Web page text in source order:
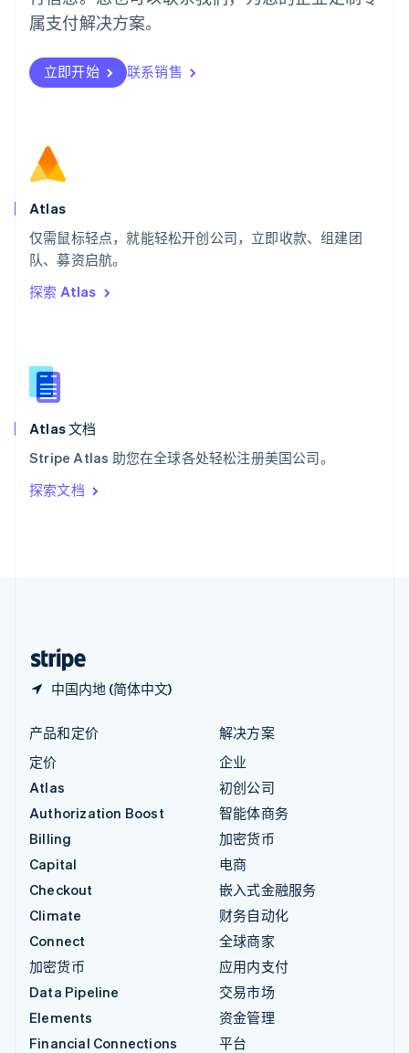
属支付解决方案。
立即开始 联系销售
Atlas
仅需鼠标轻点，就能轻松开创公司，立即收款、组建团
队、募资启航。
探索 Atlas
Atlas 文档
Stripe Atlas 助您在全球各处轻松注册美国公司。
探索文档
中国内地 (简体中文)
日本語English
瑞典
瑞士
DeutschFrançais
English
斯洛文尼亚
泰国
ไทยEnglish
希腊
English
西班牙
新西兰
English
匈牙利
English
ItalianoEnglish
印度
English
产品和定价
定价
Atlas
Authorization Boost
Billing
Capital
Checkout
Climate
Connect
加密货币
Data Pipeline
Elements
Financial Connections
解决方案
企业
初创公司
智能体商务
加密货币
电商
嵌入式金融服务
财务自动化
全球商家
应用内支付
交易市场
资金管理
平台